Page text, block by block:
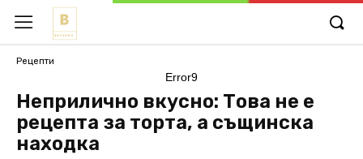
Рецепти
Error9
Неприлично вкусно: Това не е
рецепта за торта, а същинска
находка